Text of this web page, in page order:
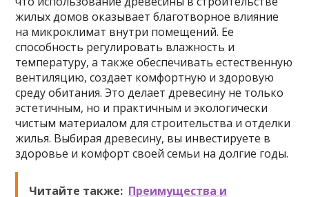
жилых домов оказывает благотворное влияние
на микроклимат внутри помещений. Ее
способность регулировать влажность и
температуру, а также обеспечивать естественную
вентиляцию, создает комфортную и здоровую
среду обитания. Это делает древесину не только
эстетичным, но и практичным и экологически
чистым материалом для строительства и отделки
жилья. Выбирая древесину, вы инвестируете в
здоровье и комфорт своей семьи на долгие годы.
Читайте также: Преимущества и